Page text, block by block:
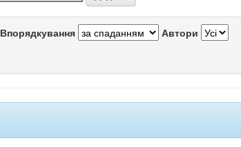
Впорядкування Автори